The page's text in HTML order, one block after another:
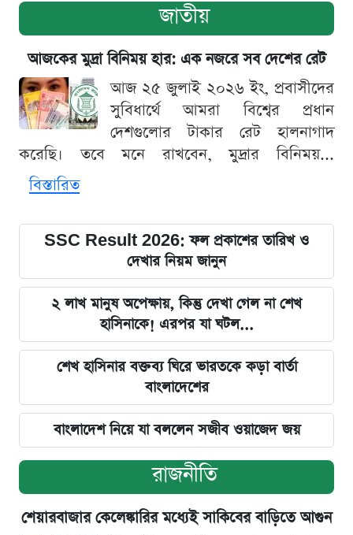
জাতীয়
আজকের মুদ্রা বিনিময় হার: এক নজরে সব দেশের রেট
আজ ২৫ জুলাই ২০২৬ ইং, প্রবাসীদের
সুবিধার্থে আমরা বিশ্বের প্রধান
দেশগুলোর টাকার রেট হালনাগাদ
করেছি। তবে মনে রাখবেন, মুদ্রার বিনিময়...
বিস্তারিত
SSC Result 2026: ফল প্রকাশের তারিখ ও
দেখার নিয়ম জানুন
২ লাখ মানুষ অপেক্ষায়, কিন্তু দেখা গেল না শেখ
হাসিনাকে! এরপর যা ঘটল...
শেখ হাসিনার বক্তব্য ঘিরে ভারতকে কড়া বার্তা
বাংলাদেশের
বাংলাদেশ নিয়ে যা বললেন সজীব ওয়াজেদ জয়
রাজনীতি
শেয়ারবাজার কেলেঙ্কারির মধ্যেই সাকিবের বাড়িতে আগুন